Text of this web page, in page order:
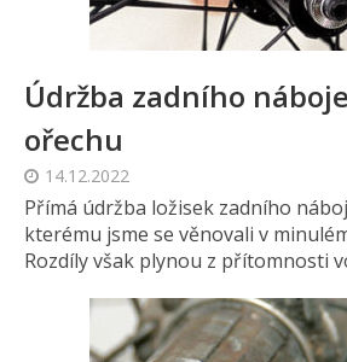
Údržba zadního
ořechu
14.12.2022
Přímá údržba ložisek zadního
kterému jsme se věnovali v
Rozdíly však plynou z přítomnosti